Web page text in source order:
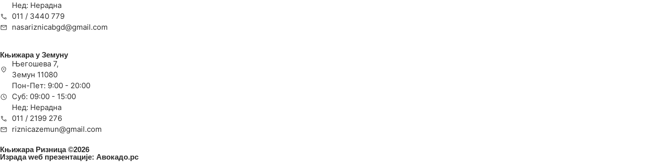
Нед: Нерадна
011 / 3440 779
nasariznicabgd@gmail.com
Књижара у Земуну
Његошева 7,
Земун 11080
Пон-Пет: 9:00 - 20:00
Суб: 09:00 - 15:00
Нед: Нерадна
011 / 2199 276
riznicazemun@gmail.com
Књижара Ризница ©️2026
Израда wеб презентације: Авокадо.рс